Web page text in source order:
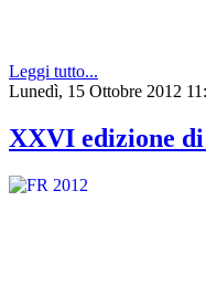
Leggi tutto...
Lunedì, 15 Ottobre 2012
XXVI edizione